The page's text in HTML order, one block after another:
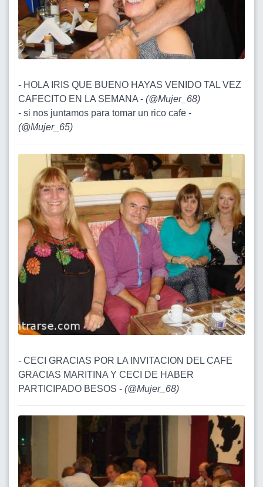
- HOLA IRIS QUE BUENO HAYAS VENIDO TAL VEZ
CAFECITO EN LA SEMANA - (@Mujer_68)
- si nos juntamos para tomar un rico cafe -
(@Mujer_65)
- CECI GRACIAS POR LA INVITACION DEL CAFE
GRACIAS MARITINA Y CECI DE HABER
PARTICIPADO BESOS - (@Mujer_68)